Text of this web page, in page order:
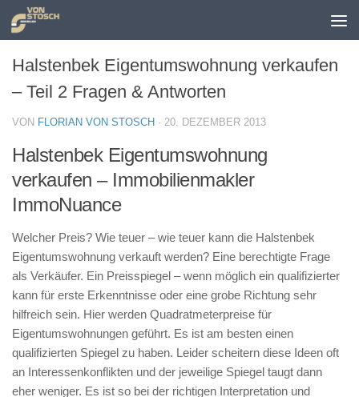
Zum Inhalt springen
Halstenbek Eigentumswohnung verkaufen
– Teil 2 Fragen & Antworten
VON FLORIAN VON STOSCH · 20. DEZEMBER 2013
Halstenbek Eigentumswohnung
verkaufen – Immobilienmakler
ImmoNuance
Welcher Preis? Wie teuer – wie teuer kann die Halstenbek
Eigentumswohnung verkauft werden? Eine berechtigte Frage
als Verkäufer. Ein Preisspiegel – wenn möglich ein qualifizierter
kann für erste Erkenntnisse oder eine grobe Richtung sehr
hilfreich sein. Hier werden Quadratmeterpreise für
Eigentumswohnungen geführt. Es ist am besten einen
qualifizierten Spiegel zu haben. Leider scheitern diese Ideen oft
an Interessenkonflikten und der jeweilige Spiegel taugt dann
eher weniger. Es ist so bei der richtigen Interpretation und